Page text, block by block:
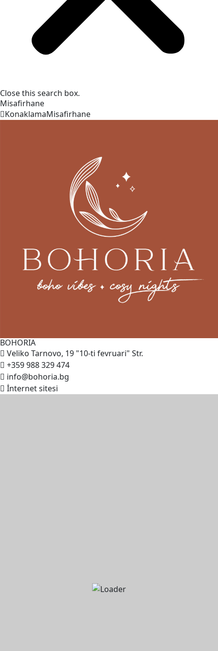
Close this search box.
Misafirhane
KonaklamaMisafirhane
BOHORIA
Veliko Tarnovo, 19 "10-ti fevruari" Str.
+359 988 329 474
info@bohoria.bg
İnternet sitesi